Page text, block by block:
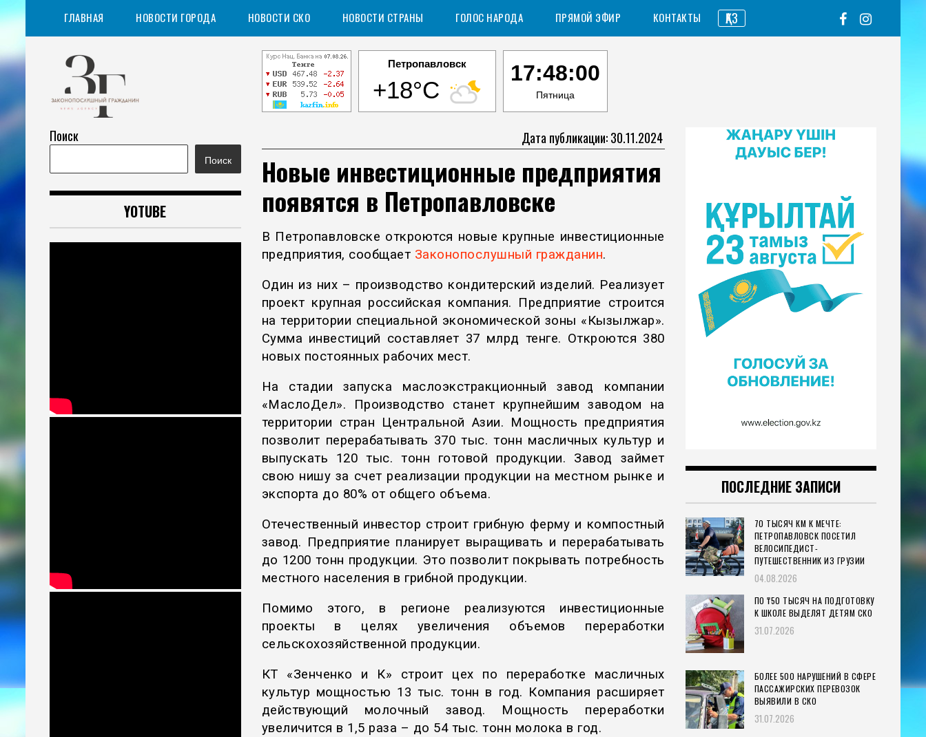
Перейти
к
содержимому
ГЛАВНАЯ НОВОСТИ ГОРОДА НОВОСТИ СКО НОВОСТИ СТРАНЫ ГОЛОС НАРОДА ПРЯМОЙ ЭФИР КОНТАКТЫ ҚАЗ
Петропавловск
+18°C
17:48:01
Пятница
Законопослушный
гражданин
Информационное агентство Дата публикации: 30.11.2024
Новые инвестиционные предприятия
появятся в Петропавловске
В Петропавловске откроются новые крупные инвестиционные
предприятия, сообщает Законопослушный гражданин.
Один из них – производство кондитерский изделий. Реализует
проект крупная российская компания. Предприятие строится
на территории специальной экономической зоны «Кызылжар».
Сумма инвестиций составляет 37 млрд тенге. Откроются 380
новых постоянных рабочих мест.
На стадии запуска маслоэкстракционный завод компании
«МаслоДел». Производство станет крупнейшим заводом на
территории стран Центральной Азии. Мощность предприятия
позволит перерабатывать 370 тыс. тонн масличных культур и
выпускать 120 тыс. тонн готовой продукции. Завод займет
свою нишу за счет реализации продукции на местном рынке и
экспорта до 80% от общего объема.
Отечественный инвестор строит грибную ферму и компостный
завод. Предприятие планирует выращивать и перерабатывать
до 1200 тонн продукции. Это позволит покрывать потребность
местного населения в грибной продукции.
Помимо этого, в регионе реализуются инвестиционные
проекты в целях увеличения объемов переработки
сельскохозяйственной продукции.
КТ «Зенченко и К» строит цех по переработке масличных
культур мощностью 13 тыс. тонн в год. Компания расширяет
действующий молочный завод. Мощность переработки
увеличится в 1,5 раза – до 54 тыс. тонн молока в год.
Поиск
Поиск
YOTUBE
ПОСЛЕДНИЕ ЗАПИСИ
70 ТЫСЯЧ КМ К МЕЧТЕ:
ПЕТРОПАВЛОВСК ПОСЕТИЛ
ВЕЛОСИПЕДИСТ-
ПУТЕШЕСТВЕННИК ИЗ ГРУЗИИ
04.08.2026
ПО ₸50 ТЫСЯЧ НА ПОДГОТОВКУ
К ШКОЛЕ ВЫДЕЛЯТ ДЕТЯМ СКО
31.07.2026
БОЛЕЕ 500 НАРУШЕНИЙ В СФЕРЕ
ПАССАЖИРСКИХ ПЕРЕВОЗОК
ВЫЯВИЛИ В СКО
31.07.2026